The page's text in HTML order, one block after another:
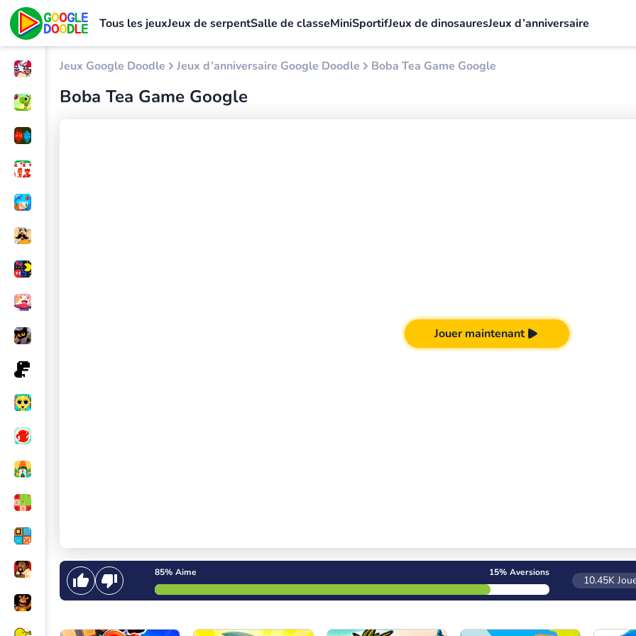
Tous les jeuxJeux de serpentSalle de classeMiniSportifJeux de dinosauresJeux d’anniversaire
Jeux Google Doodle Jeux d’anniversaire Google Doodle Boba Tea Game Google
Boba Tea Game Google
Jouer maintenant
85% Aime 15% Aversions
10.45K